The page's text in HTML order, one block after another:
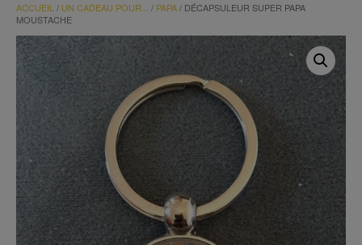
ACCUEIL / UN CADEAU POUR... / PAPA/ DÉCAPSULEUR SUPER PAPA
MOUSTACHE